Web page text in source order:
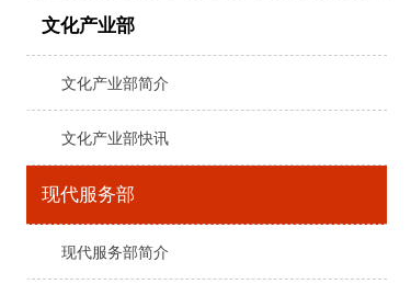
文化产业部
文化产业部简介
文化产业部快讯
现代服务部
现代服务部简介